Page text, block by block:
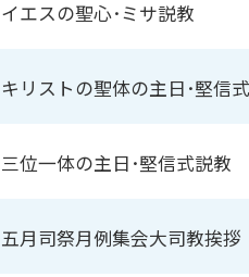
イエスの聖心･ミサ説教
キリストの聖体の主日･堅信
三位一体の主日･堅信式説教
五月司祭月例集会大司教挨拶